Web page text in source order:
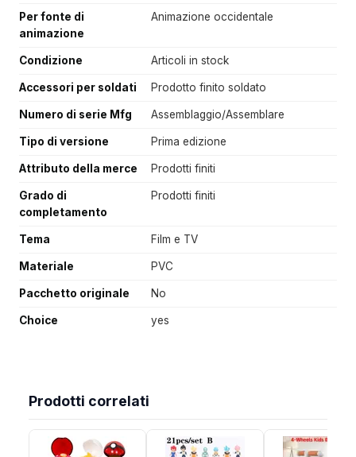
Per fonte di
animazione
Animazione occidentale
Condizione Articoli in stock
Accessori per soldati Prodotto finito soldato
Numero di serie Mfg Assemblaggio/Assemblare
Tipo di versione Prima edizione
Attributo della merce Prodotti finiti
Grado di
completamento
Prodotti finiti
Tema Film e TV
Materiale PVC
Pacchetto originale No
Choice yes
Prodotti correlati